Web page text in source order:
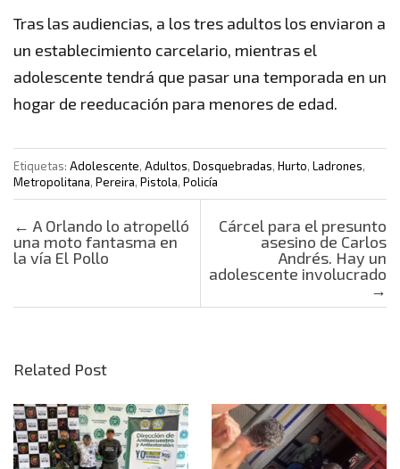
Tras las audiencias, a los tres adultos los enviaron a
un establecimiento carcelario, mientras el
adolescente tendrá que pasar una temporada en un
hogar de reeducación para menores de edad.
Etiquetas: Adolescente, Adultos, Dosquebradas, Hurto, Ladrones,
Metropolitana, Pereira, Pistola, Policía
Post navigation
← A Orlando lo atropelló
una moto fantasma en
la vía El Pollo
Cárcel para el presunto
asesino de Carlos
Andrés. Hay un
adolescente involucrado
→
Related Post